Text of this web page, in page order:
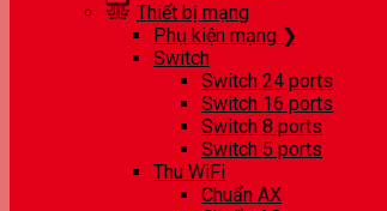
Thiết bị mạng
Phụ kiện mạng ❯
Switch
Switch 24 ports
Switch 16 ports
Switch 8 ports
Switch 5 ports
Thu WiFi
Chuẩn AX